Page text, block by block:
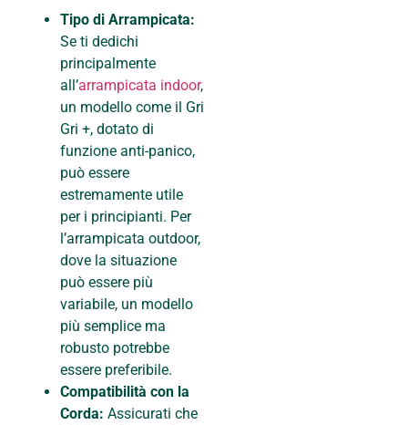
Tipo di Arrampicata:
Se ti dedichi
principalmente
all’arrampicata indoor,
un modello come il Gri
Gri +, dotato di
funzione anti-panico,
può essere
estremamente utile
per i principianti. Per
l’arrampicata outdoor,
dove la situazione
può essere più
variabile, un modello
più semplice ma
robusto potrebbe
essere preferibile.
Compatibilità con la
Corda: Assicurati che